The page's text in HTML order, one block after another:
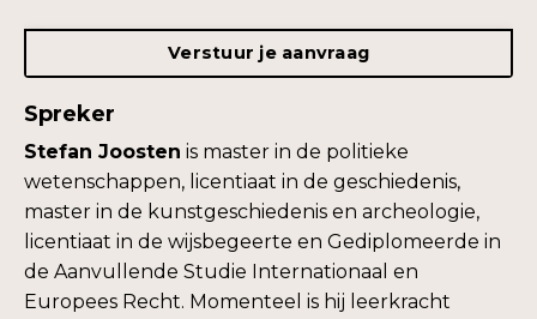
Verstuur je aanvraag
Spreker
Stefan Joosten is master in de politieke
wetenschappen, licentiaat in de geschiedenis,
master in de kunstgeschiedenis en archeologie,
licentiaat in de wijsbegeerte en Gediplomeerde in
de Aanvullende Studie Internationaal en
Europees Recht. Momenteel is hij leerkracht